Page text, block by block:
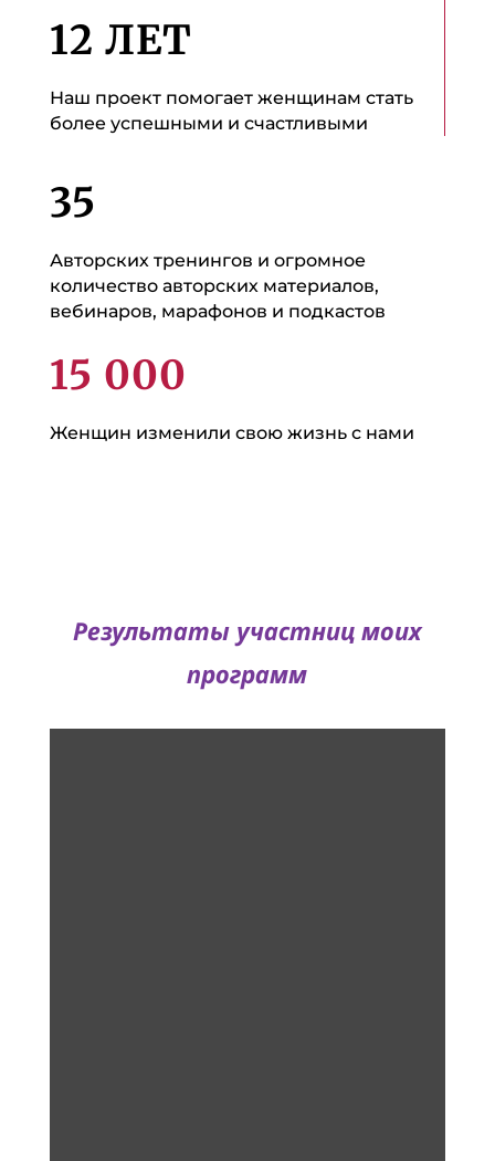
12 ЛЕТ
Наш проект помогает женщинам стать
более успешными и счастливыми
35
Авторских тренингов и огромное
количество авторских материалов,
вебинаров, марафонов и подкастов
15 000
Женщин изменили свою жизнь с нами
Результаты участниц моих
программ